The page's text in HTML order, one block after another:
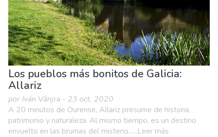
Los pueblos más bonitos de Galicia:
Allariz
por Iván Vânjra - 23 oct. 2020
A 20 minutos de Ourense, Allariz presume de historia,
patrimonio y naturaleza. Al mismo tiempo, es un destino
envuelto en las brumas del misterio......Leer más